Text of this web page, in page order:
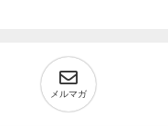
メルマガ